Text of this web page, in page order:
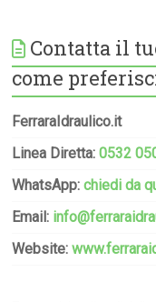
Contatta il
come
FerraraIdraulico.it
Linea Diretta:0532
WhatsApp:chiedi da
Email:
Website: